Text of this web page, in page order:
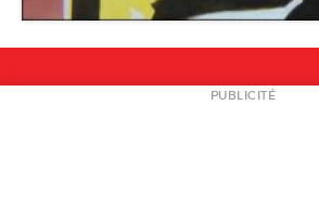
NEWSLETTER
PUBLICITÉ